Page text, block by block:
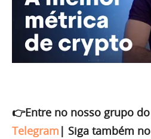
👉Entre no nosso grupo do
Telegram | Siga também no